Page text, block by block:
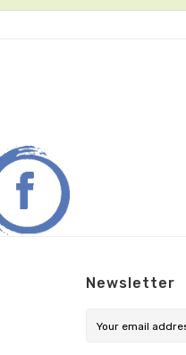
Newsletter